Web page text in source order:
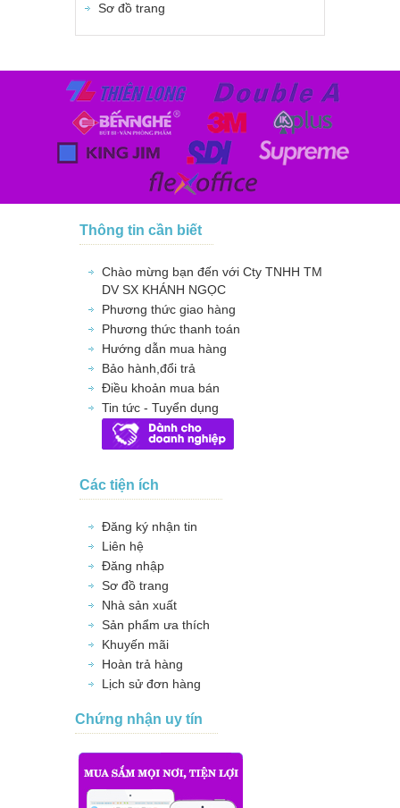
Sơ đồ trang
Thông tin cần biết
Chào mừng bạn đến với Cty TNHH TM
DV SX KHÁNH NGỌC
Phương thức giao hàng
Phương thức thanh toán
Hướng dẫn mua hàng
Bảo hành,đổi trả
Điều khoản mua bán
Tin tức - Tuyển dụng
Các tiện ích
Đăng ký nhận tin
Liên hệ
Đăng nhập
Sơ đồ trang
Nhà sản xuất
Sản phẩm ưa thích
Khuyến mãi
Hoàn trả hàng
Lịch sử đơn hàng
Chứng nhận uy tín